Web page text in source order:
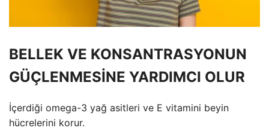
BELLEK VE KONSANTRASYONUN
GÜÇLENMESİNE YARDIMCI OLUR
İçerdiği omega-3 yağ asitleri ve E vitamini beyin
hücrelerini korur.